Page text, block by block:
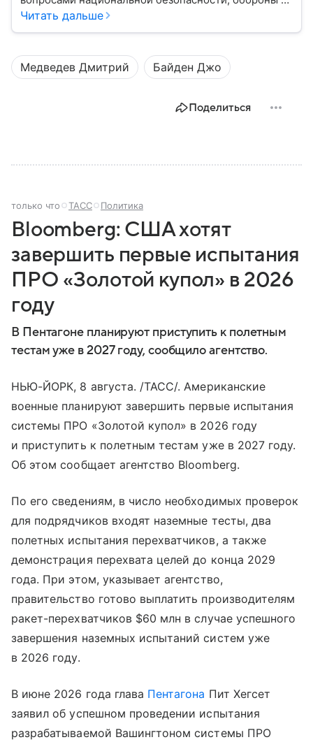
стратегического планирования. В этом материале
выполняет и какое значение имеет для государства.
Читать дальше
Медведев Дмитрий Байден Джо
Поделиться
только что ТАСС Политика
Bloomberg: США хотят
завершить первые испытания
ПРО «Золотой купол» в 2026
году
В Пентагоне планируют приступить к полетным
тестам уже в 2027 году, сообщило агентство.
НЬЮ-ЙОРК, 8 августа. /ТАСС/. Американские
военные планируют завершить первые испытания
системы ПРО «Золотой купол» в 2026 году
и приступить к полетным тестам уже в 2027 году.
Об этом сообщает агентство Bloomberg.
По его сведениям, в число необходимых проверок
для подрядчиков входят наземные тесты, два
полетных испытания перехватчиков, а также
демонстрация перехвата целей до конца 2029
года. При этом, указывает агентство,
правительство готово выплатить производителям
ракет-перехватчиков $60 млн в случае успешного
завершения наземных испытаний систем уже
в 2026 году.
В июне 2026 года глава Пентагона Пит Хегсет
заявил об успешном проведении испытания
разрабатываемой Вашингтоном системы ПРО